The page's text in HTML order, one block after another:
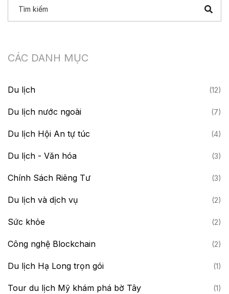
CÁC DANH MỤC
Du lịch (12)
Du lịch nước ngoài (7)
Du lịch Hội An tự túc (4)
Du lịch - Văn hóa (3)
Chính Sách Riêng Tư (3)
Du lịch và dịch vụ (2)
Sức khỏe (2)
Công nghệ Blockchain (2)
Du lịch Hạ Long trọn gói (1)
Tour du lịch Mỹ khám phá bờ Tây (1)